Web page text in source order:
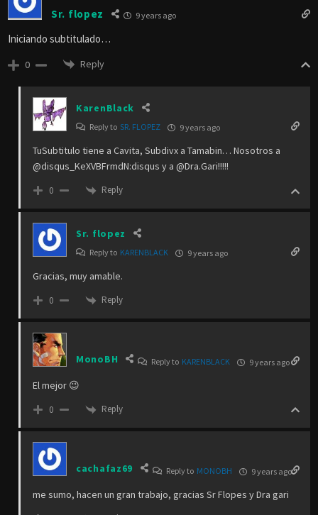
Sr. flopez 9 years ago
Iniciando subtitulado…
0 Reply
KarenBlack
Reply to SR. FLOPEZ 9 years ago
TuSubtitulo tiene a Cavita, Subdivx a Tamabin… Nosotros a
@disqus_KeXVBFrmdN:disqus y a @Dra.Gari!!!!!
0 Reply
Sr. flopez
Reply to KARENBLACK 9 years ago
Gracias, muy amable.
0 Reply
MonoBH Reply to KARENBLACK 9 years ago
El mejor 😉
0 Reply
cachafaz69 Reply to MONOBH 9 years ago
me sumo, hacen un gran trabajo, gracias Sr Flopes y Dra gari